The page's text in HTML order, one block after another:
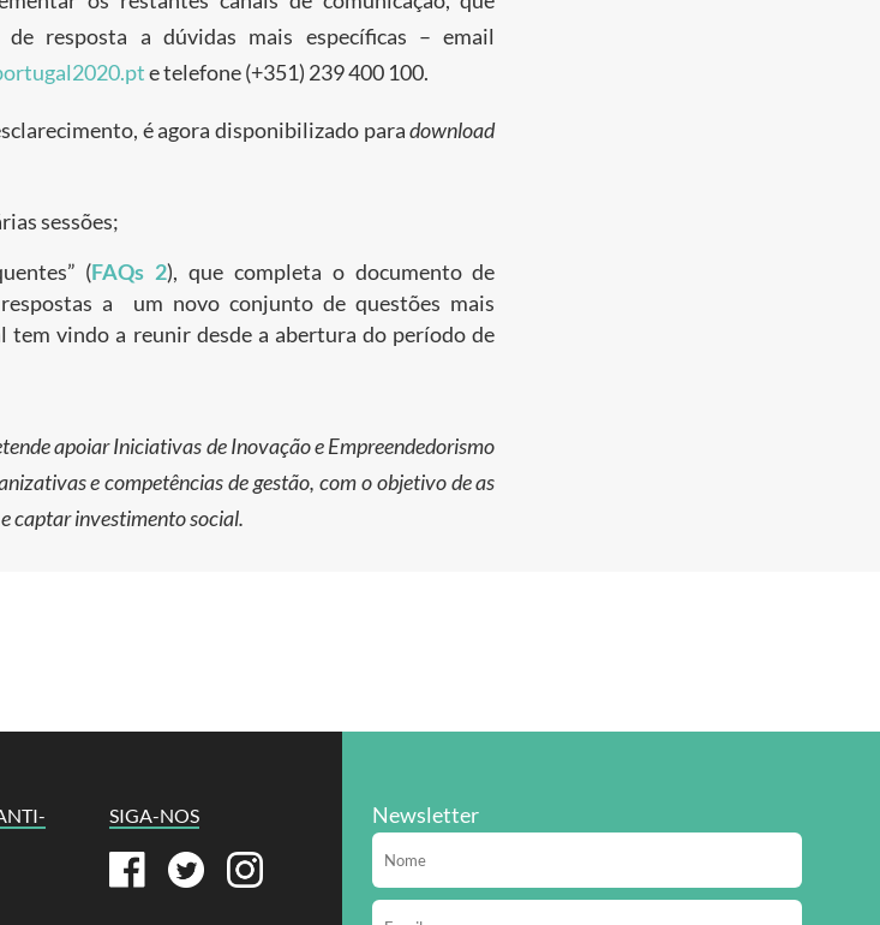
resposta a dúvidas mais específicas – email
e telefone (+351) 239 400 100.
é agora disponibilizado paradownload
sessões;
(FAQs 2), que completa o documento de
a um novo conjunto de questões mais
tem vindo a reunir desde a abertura do período de
apoiar Iniciativas de Inovação e Empreendedorismo
e competências de gestão, com o objetivo de as
captar investimento social.
SIGA-NOS Newsletter